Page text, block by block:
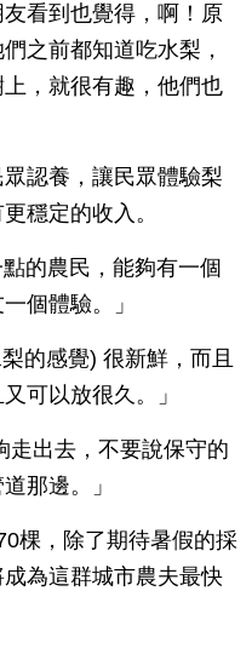
看到也覺得，啊！原
之前都知道吃水梨，
，就很有趣，他們也
認養，讓民眾體驗梨
穩定的收入。
的農民，能夠有一個
個體驗。」
的感覺) 很新鮮，而且
可以放很久。」
走出去，不要說保守的
那邊。」
棵，除了期待暑假的採
為這群城市農夫最快